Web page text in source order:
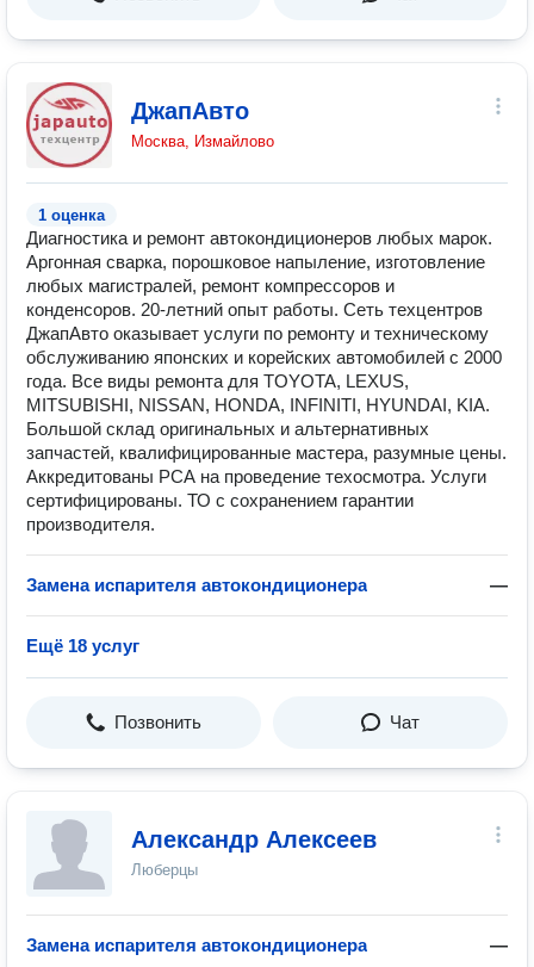
ДжапАвто
Москва, Измайлово
1 оценка
Диагностика и ремонт автокондиционеров любых марок.
Аргонная сварка, порошковое напыление, изготовление
любых магистралей, ремонт компрессоров и
конденсоров. 20-летний опыт работы. Сеть техцентров
ДжапАвто оказывает услуги по ремонту и техническому
обслуживанию японских и корейских автомобилей с 2000
года. Все виды ремонта для TOYOTA, LEXUS,
MITSUBISHI, NISSAN, HONDA, INFINITI, HYUNDAI, KIA.
Большой склад оригинальных и альтернативных
запчастей, квалифицированные мастера, разумные цены.
Аккредитованы РСА на проведение техосмотра. Услуги
сертифицированы. ТО с сохранением гарантии
производителя.
Замена испарителя автокондиционера —
Ещё 18 услуг
Позвонить Чат
Александр Алексеев
Люберцы
Замена испарителя автокондиционера —